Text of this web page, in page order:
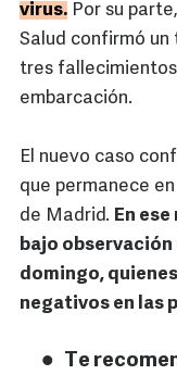
virus. Por su
Salud confirmó
tres
embarcación.
El nuevo caso
que permanece
de Madrid. En
bajo observación
domingo,
negativos en las
Te